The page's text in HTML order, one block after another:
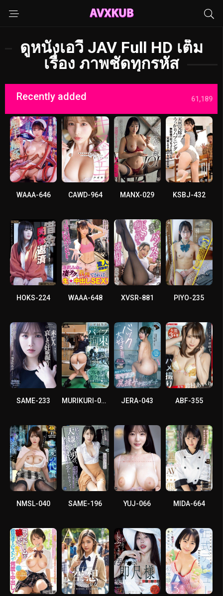
ดูหนังเอวี JAV Full HD เต็ม
เรื่อง ภาพชัดทุกรหัส
Recently added 61,189
WAAA-646 CAWD-964 MANX-029 KSBJ-432
HOKS-224 WAAA-648 XVSR-881 PIYO-235
SAME-233 MURIKURI-010 JERA-043 ABF-355
NMSL-040 SAME-196 YUJ-066 MIDA-664